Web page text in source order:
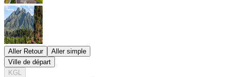
Aller Retour
Aller simple
Ville de départ
KGL